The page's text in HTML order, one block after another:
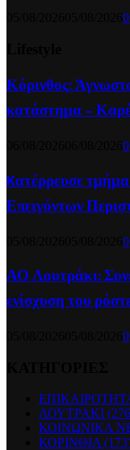
0
Κόρινθος:
κατάστημα –
0
Kατέρρευσε
Επειγόντων
0
ΑΟ Λουτράκι:
ενίσχυση του
0
ΛΟΥΤΡΑΚΙ
ΚΟΙΝΩΝΙΚΑ
ΚΟΡΙΝΘΙΑ